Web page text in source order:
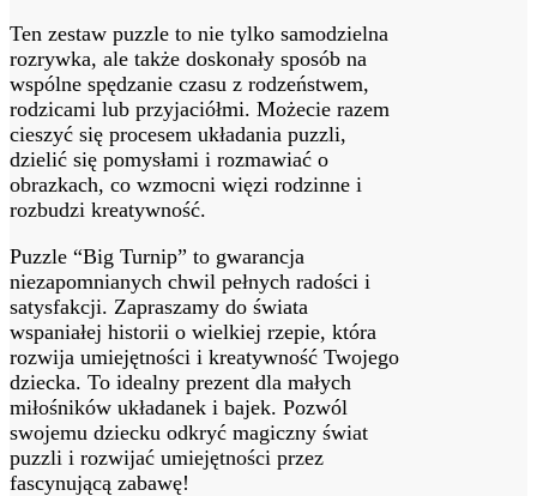
Ten zestaw puzzle to nie tylko samodzielna
rozrywka, ale także doskonały sposób na
wspólne spędzanie czasu z rodzeństwem,
rodzicami lub przyjaciółmi. Możecie razem
cieszyć się procesem układania puzzli,
dzielić się pomysłami i rozmawiać o
obrazkach, co wzmocni więzi rodzinne i
rozbudzi kreatywność.
Puzzle “Big Turnip” to gwarancja
niezapomnianych chwil pełnych radości i
satysfakcji. Zapraszamy do świata
wspaniałej historii o wielkiej rzepie, która
rozwija umiejętności i kreatywność Twojego
dziecka. To idealny prezent dla małych
miłośników układanek i bajek. Pozwól
swojemu dziecku odkryć magiczny świat
puzzli i rozwijać umiejętności przez
fascynującą zabawę!